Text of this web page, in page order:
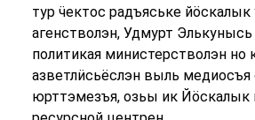
тур ӵектос радъяське
агенстволэн, Удмурт
политикая министерстволэн но
азветлӥсьёслэн выль медиосъя
юрттэмезъя, озьы ик Йӧскалык